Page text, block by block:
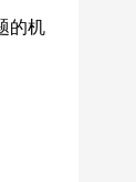
的机